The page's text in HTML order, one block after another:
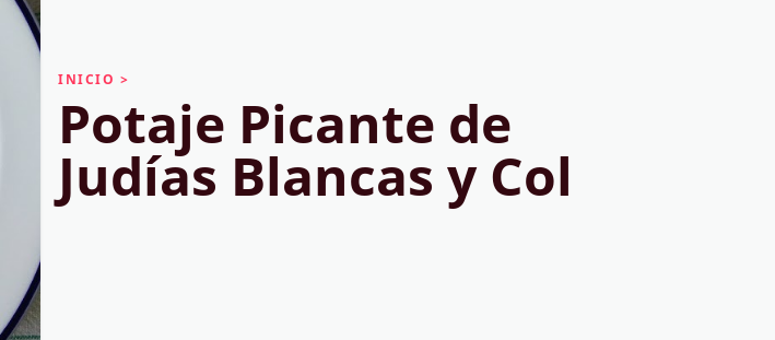
INICIO >
Potaje Picante de
Judías Blancas y Col